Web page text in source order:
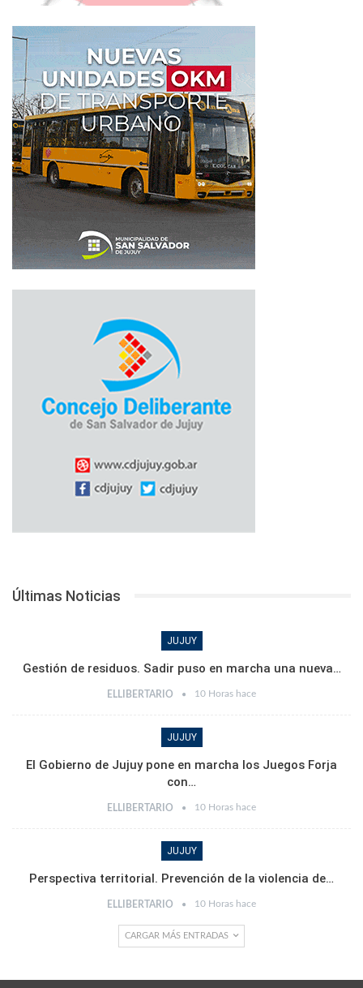
Últimas Noticias
JUJUY
Gestión de residuos. Sadir puso en marcha una nueva…
ELLIBERTARIO 10 Horas hace
JUJUY
El Gobierno de Jujuy pone en marcha los Juegos Forja
con…
ELLIBERTARIO 10 Horas hace
JUJUY
Perspectiva territorial. Prevención de la violencia de…
ELLIBERTARIO 10 Horas hace
CARGAR MÁS ENTRADAS